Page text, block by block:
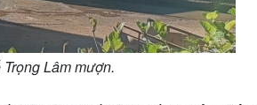
Lâm mượn.